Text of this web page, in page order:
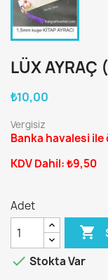
LÜX AYRAÇ
₺10,00
Vergisiz
Banka havalesi ile
KDV Dahil: ₺9,50
Adet

 Stokta Var